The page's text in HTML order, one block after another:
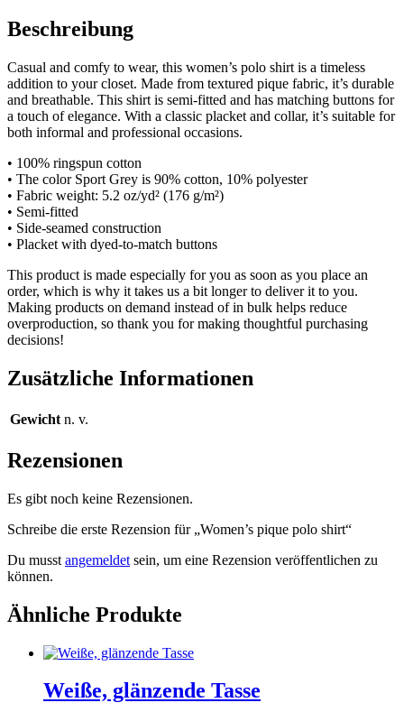
Beschreibung
Casual and comfy to wear, this women’s polo shirt is a timeless
addition to your closet. Made from textured pique fabric, it’s durable
and breathable. This shirt is semi-fitted and has matching buttons for
a touch of elegance. With a classic placket and collar, it’s suitable for
both informal and professional occasions.
• 100% ringspun cotton
• The color Sport Grey is 90% cotton, 10% polyester
• Fabric weight: 5.2 oz/yd² (176 g/m²)
• Semi-fitted
• Side-seamed construction
• Placket with dyed-to-match buttons
This product is made especially for you as soon as you place an
order, which is why it takes us a bit longer to deliver it to you.
Making products on demand instead of in bulk helps reduce
overproduction, so thank you for making thoughtful purchasing
decisions!
Zusätzliche Informationen
Gewicht n. v.
Rezensionen
Es gibt noch keine Rezensionen.
Schreibe die erste Rezension für „Women’s pique polo shirt“
Du musst angemeldet sein, um eine Rezension veröffentlichen zu
können.
Ähnliche Produkte
Weiße, glänzende Tasse